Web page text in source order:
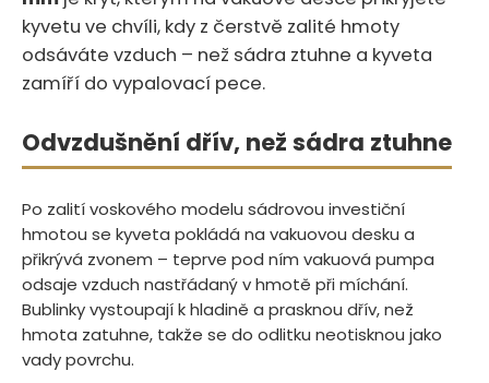
kyvetu ve chvíli, kdy z čerstvě zalité hmoty
odsáváte vzduch – než sádra ztuhne a kyveta
zamíří do vypalovací pece.
Odvzdušnění dřív, než sádra ztuhne
Po zalití voskového modelu sádrovou investiční
hmotou se kyveta pokládá na vakuovou desku a
přikrývá zvonem – teprve pod ním vakuová pumpa
odsaje vzduch nastřádaný v hmotě při míchání.
Bublinky vystoupají k hladině a prasknou dřív, než
hmota zatuhne, takže se do odlitku neotisknou jako
vady povrchu.